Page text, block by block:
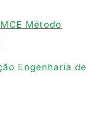
Método
Engenharia de